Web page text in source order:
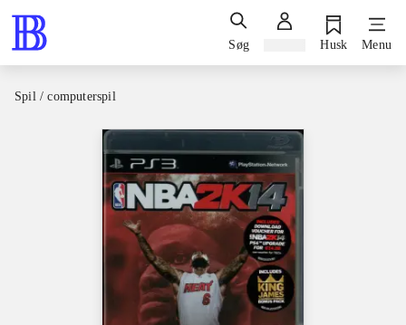
Søg Husk Menu
Spil / computerspil